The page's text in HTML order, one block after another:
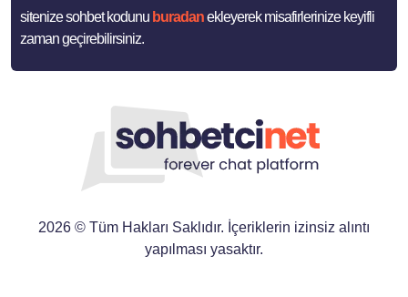
sitenize sohbet kodunu buradanekleyerek misafirlerinize keyifli
zaman geçirebilirsiniz.
2026 © Tüm Hakları Saklıdır. İçeriklerin izinsiz alıntı
yapılması yasaktır.